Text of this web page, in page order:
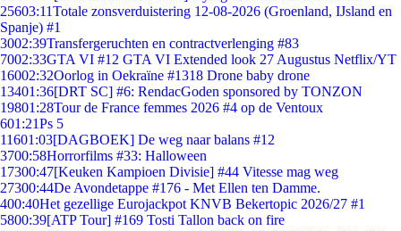
25603:11Totale zonsverduistering 12-08-2026 (Groenland, IJsland en
Spanje) #1
3002:39Transfergeruchten en contractverlenging #83
7002:33GTA VI #12 GTA VI Extended look 27 Augustus Netflix/YT
16002:32Oorlog in Oekraïne #1318 Drone baby drone
13401:36[DRT SC] #6: RendacGoden sponsored by TONZON
19801:28Tour de France femmes 2026 #4 op de Ventoux
601:21Ps 5
11601:03[DAGBOEK] De weg naar balans #12
3700:58Horrorfilms #33: Halloween
17300:47[Keuken Kampioen Divisie] #44 Vitesse mag weg
27300:44De Avondetappe #176 - Met Ellen ten Damme.
400:40Het gezellige Eurojackpot KNVB Bekertopic 2026/27 #1
5800:39[ATP Tour] #169 Tosti Tallon back on fire